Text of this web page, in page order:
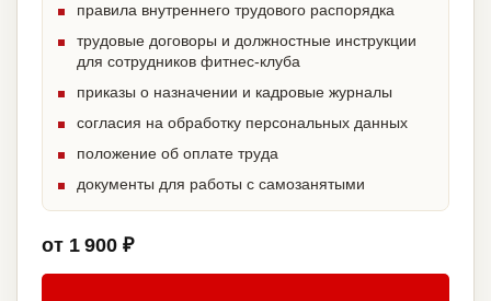
правила внутреннего трудового распорядка
трудовые договоры и должностные инструкции
для сотрудников фитнес-клуба
приказы о назначении и кадровые журналы
согласия на обработку персональных данных
положение об оплате труда
документы для работы с самозанятыми
от 1 900 ₽